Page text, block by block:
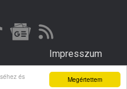
Megértettem
és
Impresszum